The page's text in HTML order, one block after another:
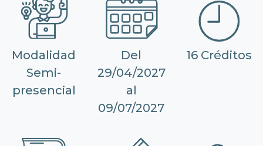
Modalidad
Semi-
presencial
Del
29/04/2027
al
09/07/2027
16 Créditos